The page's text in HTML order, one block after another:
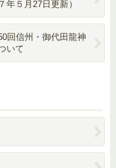
年５月27日更新）
回信州・御代田龍神
いて